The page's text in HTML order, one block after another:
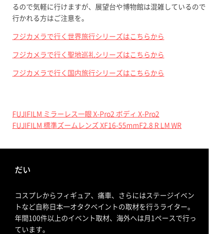
るので気軽に行けますが、展望台や博物館は混雑しているので
行かれる方はご注意を。
フジカメラで行く世界旅行シリーズはこちらから
フジカメラで行く聖地巡礼シリーズはこちらから
フジカメラで行く国内旅行シリーズはこちらから
FUJIFILM ミラーレス一眼 X-Pro2 ボディ X-Pro2
FUJIFILM 標準ズームレンズ XF16-55mmF2.8 R LM WR
だい
コスプレからフィギュア、痛車、さらにはステージイベン
トなど自称日本一オタクベイントの取材を行うライター。
年間100件以上のイベント取材、海外へは月1ペースで行っ
ています。